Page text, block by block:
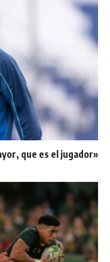
que es el jugador»